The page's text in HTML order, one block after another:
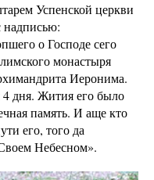
Успенской церкви
надписью:
о Господе сего
монастыря
Иеронима.
4 дня. Жития его было
память. И аще кто
его, того да
Небесном».